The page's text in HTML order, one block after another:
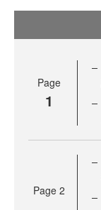
Page
1
Page 2